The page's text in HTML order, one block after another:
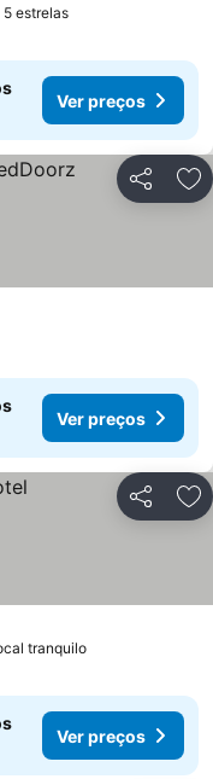
5 estrelas
Ver preços
Partilhar
Ver preços
Partilhar
tranquilo
Ver preços